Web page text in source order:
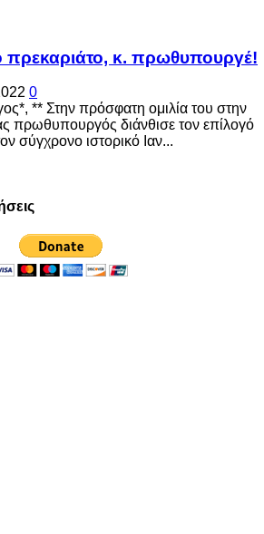
πρεκαριάτο, κ. πρωθυπουργέ!
0
** Στην πρόσφατη ομιλία του στην
πρωθυπουργός διάνθισε τον επίλογό
σύγχρονο ιστορικό Ιαν...